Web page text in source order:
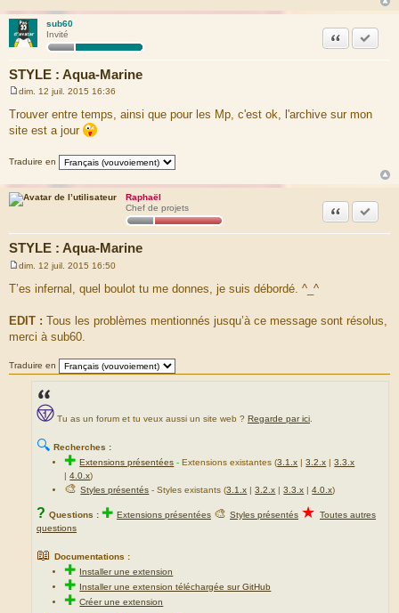
sub60
Invité
STYLE : Aqua-Marine
Citation
e
s
s
e
dim. 12 juil. 2015 16:36
Trouver entre temps, ainsi que pour les Mp, c'est ok, l'archive sur mon
site est a jour
Traduire en
Raphaël
Chef de projets
STYLE : Aqua-Marine
Citation
s
a
g
e
dim. 12 juil. 2015 16:50
T’es infernal, quel boulot tu me donnes, je suis débordé. ^_^
EDIT : Tous les problèmes mentionnés jusqu’à ce message sont résolus,
merci à sub60.
Traduire en
Tu as un forum et tu veux aussi un site web ? Regarde par ici.
🔍 Recherches :
✚Extensions présentées -Extensions existantes (3.1.x |3.2.x |3.3.x
|4.0.x)
🎨Styles présentés - Styles existants (3.1.x |3.2.x |3.3.x |4.0.x)
? Questions : ✚ Extensions présentées 🎨 Styles présentés ★ Toutes autres
questions
📖 Documentations :
✚ Installer une extension
✚ Installer une extension téléchargée sur GitHub
✚Créer une extension